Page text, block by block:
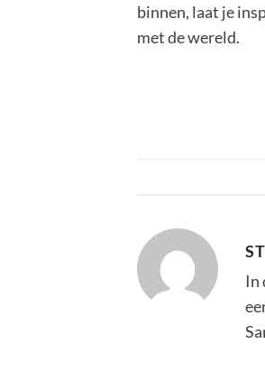
binnen, laat je
met de wereld.
In